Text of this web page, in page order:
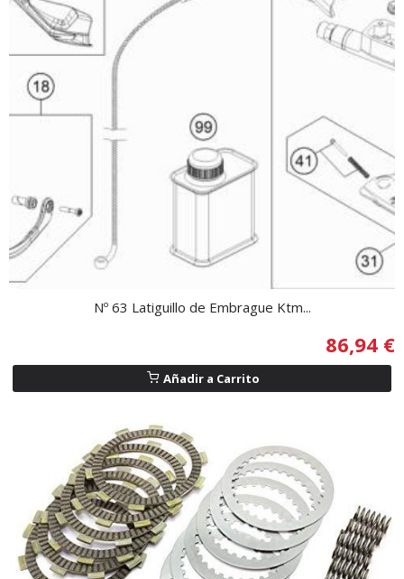
Nº 63 Latiguillo de Embrague Ktm...
86,94 €
Añadir a Carrito